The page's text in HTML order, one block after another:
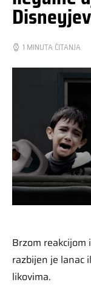
1 MINUTA ČITANJA
Brzom
razbijen je lanac
likovima.